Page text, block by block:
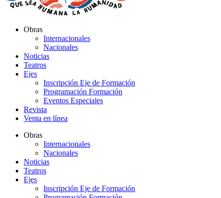
Obras
Internacionales
Nacionales
Noticias
Teatros
Ejes
Inscripción Eje de Formación
Programación Formación
Eventos Especiales
Revista
Venta en línea
Obras
Internacionales
Nacionales
Noticias
Teatros
Ejes
Inscripción Eje de Formación